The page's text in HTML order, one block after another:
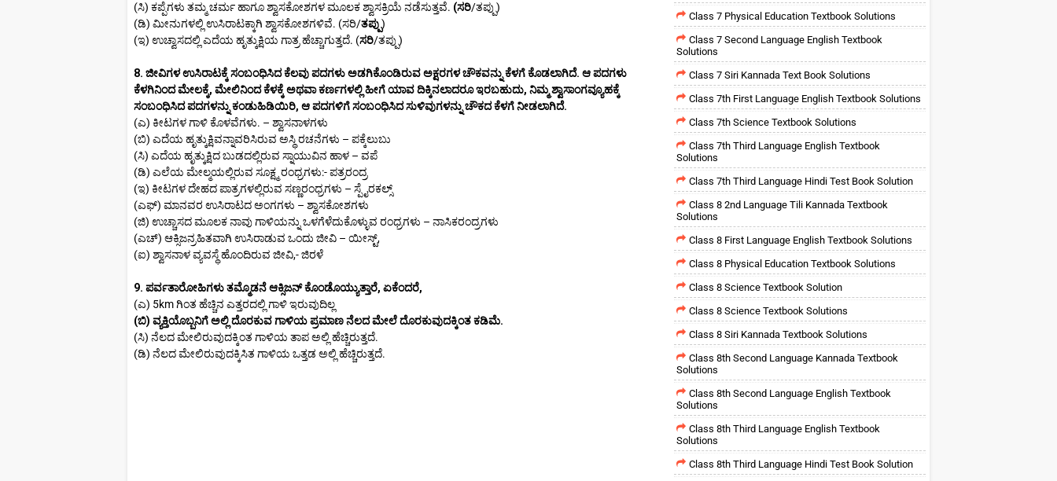
(ಸಿ) ಕಪ್ಪೆಗಳು ತಮ್ಮ ಚರ್ಮ ಹಾಗೂ ಶ್ವಾಸಕೋಶಗಳ ಮೂಲಕ ಶ್ವಾಸಕ್ರಿಯೆ ನಡೆಸುತ್ತವೆ. (ಸರಿ/ತಪ್ಪು)
(ಡಿ) ಮೀನುಗಳಲ್ಲಿ ಉಸಿರಾಟಕ್ಕಾಗಿ ಶ್ವಾಸಕೋಶಗಳಿವೆ. (ಸರಿ/ತಪ್ಪು)
(ಇ) ಉಚ್ವಾಸದಲ್ಲಿ ಎದೆಯ ಹೃತ್ಕುಕ್ಷಿಯ ಗಾತ್ರ ಹೆಚ್ಚಾಗುತ್ತದೆ. (ಸರಿ/ತಪ್ಪು)
8. ಜೀವಿಗಳ ಉಸಿರಾಟಕ್ಕೆ ಸಂಬಂಧಿಸಿದ ಕೆಲವು ಪದಗಳು ಅಡಗಿಕೊಂಡಿರುವ ಅಕ್ಷರಗಳ ಚೌಕವನ್ನು ಕೆಳಗೆ ಕೊಡಲಾಗಿದೆ. ಆ ಪದಗಳು
ಕೆಳಗಿನಿಂದ ಮೇಲಕ್ಕೆ, ಮೇಲಿನಿಂದ ಕೆಳಕ್ಕೆ ಅಥವಾ ಕರ್ಣಗಳಲ್ಲಿ ಹೀಗೆ ಯಾವ ದಿಕ್ಕಿನಲಾದರೂ ಇರಬಹುದು, ನಿಮ್ಮ ಶ್ವಾಸಾಂಗವ್ಯೂಹಕ್ಕೆ
ಸಂಬಂಧಿಸಿದ ಪದಗಳನ್ನು ಕಂಡುಹಿಡಿಯಿರಿ, ಆ ಪದಗಳಿಗೆ ಸಂಬಂಧಿಸಿದ ಸುಳಿವುಗಳನ್ನು ಚೌಕದ ಕೆಳಗೆ ನೀಡಲಾಗಿದೆ.
(ಎ) ಕೀಟಗಳ ಗಾಳಿ ಕೊಳವೆಗಳು. – ಶ್ವಾಸನಾಳಗಳು
(ಬಿ) ಎದೆಯ ಹೃತ್ಕುಕ್ಷಿವನ್ನಾವರಿಸಿರುವ ಅಸ್ಥಿ ರಚನೆಗಳು – ಪಕ್ಕೆಲುಬು
(ಸಿ) ಎದೆಯ ಹೃತ್ಕುಕ್ಷಿದ ಬುಡದಲ್ಲಿರುವ ಸ್ನಾಯುವಿನ ಹಾಳ – ವಪೆ
(ಡಿ) ಎಲೆಯ ಮೇಲ್ಮಯಲ್ಲಿರುವ ಸೂಕ್ಷ್ಮ ರಂಧ್ರಗಳು:- ಪತ್ರರಂದ್ರ
(ಇ) ಕೀಟಗಳ ದೇಹದ ಪಾತ್ರಗಳಲ್ಲಿರುವ ಸಣ್ಣರಂಧ್ರಗಳು – ಸ್ಪೈರಕಲ್ಸ್
(ಎಫ್) ಮಾನವರ ಉಸಿರಾಟದ ಅಂಗಗಳು – ಶ್ವಾಸಕೋಶಗಳು
(ಜಿ) ಉಚ್ಚಾಸದ ಮೂಲಕ ನಾವು ಗಾಳಿಯನ್ನು ಒಳಗೆಳೆದುಕೊಳ್ಳುವ ರಂಧ್ರಗಳು – ನಾಸಿಕರಂದ್ರಗಳು
(ಎಚ್) ಆಕ್ಸಿಜನ್ರಹಿತವಾಗಿ ಉಸಿರಾಡುವ ಒಂದು ಜೀವಿ – ಯೀಸ್ಟ್,
(ಐ) ಶ್ವಾಸನಾಳ ವ್ಯವಸ್ಥೆ ಹೊಂದಿರುವ ಜೀವಿ,- ಜಿರಳೆ
9. ಪರ್ವತಾರೋಹಿಗಳು ತಮ್ಮೊಡನೆ ಆಕ್ಸಿಜನ್ ಕೊಂಡೊಯ್ಯುತ್ತಾರೆ, ಏಕೆಂದರೆ,
(ಎ) 5km ಗಿಂತ ಹೆಚ್ಚಿನ ಎತ್ತರದಲ್ಲಿ ಗಾಳಿ ಇರುವುದಿಲ್ಲ
(ಬಿ) ವ್ಯಕ್ತಿಯೊಬ್ಬನಿಗೆ ಅಲ್ಲಿ ದೊರಕುವ ಗಾಳಿಯ ಪ್ರಮಾಣ ನೆಲದ ಮೇಲೆ ದೊರಕುವುದಕ್ಕಿಂತ ಕಡಿಮೆ.
(ಸಿ) ನೆಲದ ಮೇಲಿರುವುದಕ್ಕಿಂತ ಗಾಳಿಯ ತಾಪ ಅಲ್ಲಿ ಹೆಚ್ಚಿರುತ್ತದೆ.
(ಡಿ) ನೆಲದ ಮೇಲಿರುವುದಕ್ಕಿಸಿತ ಗಾಳಿಯ ಒತ್ತಡ ಅಲ್ಲಿ ಹೆಚ್ಚಿರುತ್ತದೆ.
Class 7 Physical Education Textbook Solutions
Class 7 Second Language English Textbook
Solutions
Class 7 Siri Kannada Text Book Solutions
Class 7th First Language English Textbook Solutions
Class 7th Science Textbook Solutions
Class 7th Third Language English Textbook
Solutions
Class 7th Third Language Hindi Test Book Solution
Class 8 2nd Language Tili Kannada Textbook
Solutions
Class 8 First Language English Textbook Solutions
Class 8 Physical Education Textbook Solutions
Class 8 Science Textbook Solution
Class 8 Science Textbook Solutions
Class 8 Siri Kannada Textbook Solutions
Class 8th Second Language Kannada Textbook
Solutions
Class 8th Second Language English Textbook
Solutions
Class 8th Third Language English Textbook
Solutions
Class 8th Third Language Hindi Test Book Solution